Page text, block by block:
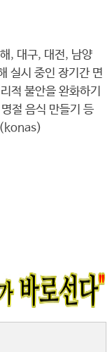
, 대구, 대전, 남양
실시 중인 장기간 면
적 불안을 완화하기
절 음식 만들기 등